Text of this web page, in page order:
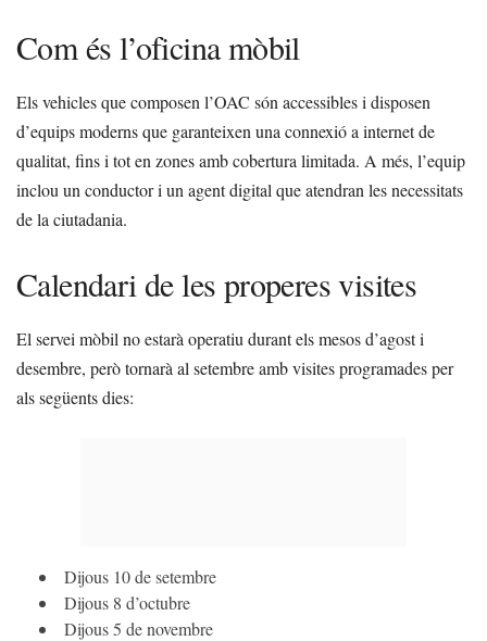
Com és l’oficina mòbil
Els vehicles que composen l’OAC són accessibles i disposen
d’equips moderns que garanteixen una connexió a internet de
qualitat, fins i tot en zones amb cobertura limitada. A més, l’equip
inclou un conductor i un agent digital que atendran les necessitats
de la ciutadania.
Calendari de les properes visites
El servei mòbil no estarà operatiu durant els mesos d’agost i
desembre, però tornarà al setembre amb visites programades per
als següents dies:
Dijous 10 de setembre
Dijous 8 d’octubre
Dijous 5 de novembre